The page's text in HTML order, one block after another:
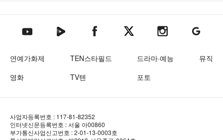
텐아시아 유튜브텐아시아 네이버TV텐아시아 페이스북텐아시아 엑스텐아시아 인스타그램
텐아시아
연예가화제 TEN스타필드 드라마·예능
뮤직
영화
TV텐 포토
사업자등록번호 : 117-81-82352
인터넷신문등록번호 : 서울 아00860
부가통신사업신고번호 : 2-01-13-0003호